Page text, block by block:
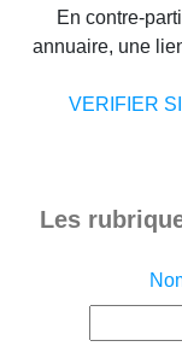
En contre-
annuaire, une
VERIFIER
Les